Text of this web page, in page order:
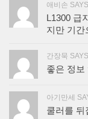
애비손
L1300 급
지만 기간
간장묵
좋은 정보
아기만세
쿨러를 뒤